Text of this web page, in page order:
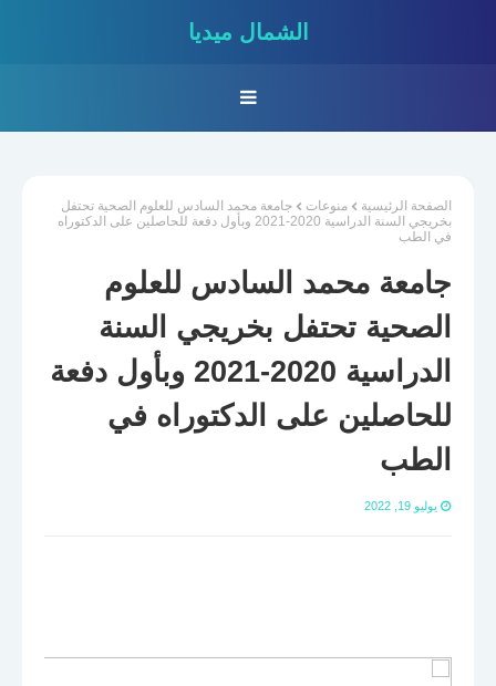
الشمال ميديا
الصفحة الرئيسية منوعات
جامعة محمد السادس للعلوم الصحية تحتفل
بخريجي السنة الدراسية 2020-2021 وبأول دفعة للحاصلين على الدكتوراه
في الطب
جامعة محمد السادس للعلوم
الصحية تحتفل بخريجي السنة
الدراسية 2020-2021 وبأول دفعة
للحاصلين على الدكتوراه في
الطب
يوليو 19, 2022